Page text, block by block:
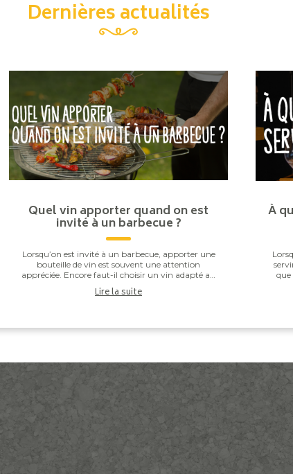
Dernières actualités
Quel vin apporter quand on est
invité à un barbecue ?
Lorsqu’on est invité à un barbecue, apporter une
bouteille de vin est souvent une attention
appréciée. Encore faut-il choisir un vin adapté au
repas. Entre les saucisses grillées, les brochettes,...
Lire la suite
À
que